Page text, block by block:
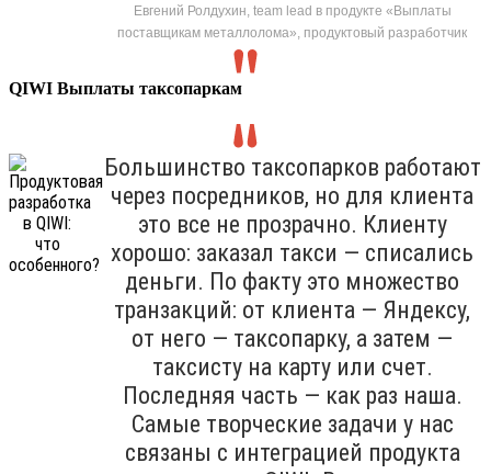
Евгений Ролдухин, team lead в продукте «Выплаты
поставщикам металлолома», продуктовый разработчик
QIWI Выплаты таксопаркам
Большинство таксопарков работают
через посредников, но для клиента
это все не прозрачно. Клиенту
хорошо: заказал такси — списались
деньги. По факту это множество
транзакций: от клиента — Яндексу,
от него — таксопарку, а затем —
таксисту на карту или счет.
Последняя часть — как раз наша.
Самые творческие задачи у нас
связаны с интеграцией продукта